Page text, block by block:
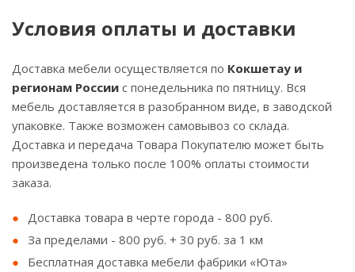
Условия оплаты и доставки
Доставка мебели осуществляется по Кокшетау и
регионам России с понедельника по пятницу. Вся
мебель доставляется в разобранном виде, в заводской
упаковке. Также возможен самовывоз со склада.
Доставка и передача Товара Покупателю может быть
произведена только после 100% оплаты стоимости
заказа.
Доставка товара в черте города - 800 руб.
За пределами - 800 руб. + 30 руб. за 1 км
Бесплатная доставка мебели фабрики «Юта»